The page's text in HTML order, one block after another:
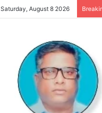
Saturday, August 8 2026